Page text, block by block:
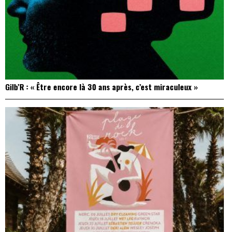
Gilb’R : « Être encore là 30 ans après, c’est miraculeux »